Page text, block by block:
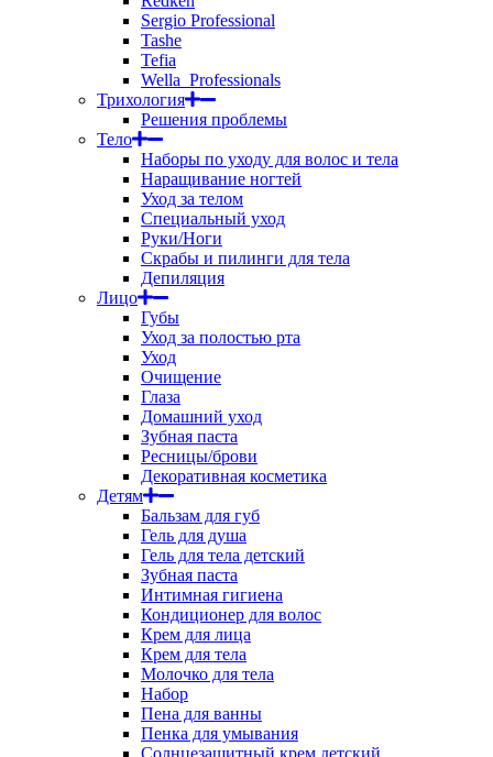
Sergio Professional
Tashe
Tefia
Wella_Professionals
Трихология
Решения проблемы
Тело
Наборы по уходу для волос и тела
Наращивание ногтей
Уход за телом
Специальный уход
Руки/Ноги
Скрабы и пилинги для тела
Депиляция
Лицо
Губы
Уход за полостью рта
Уход
Очищение
Глаза
Домашний уход
Зубная паста
Ресницы/брови
Декоративная косметика
Детям
Бальзам для губ
Гель для душа
Гель для тела детский
Зубная паста
Интимная гигиена
Кондиционер для волос
Крем для лица
Крем для тела
Молочко для тела
Набор
Пена для ванны
Пенка для умывания
Солнцезащитный крем детский